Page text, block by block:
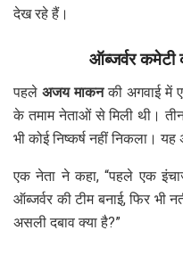
देख रहे हैं।
ऑब्जर्वर कमेटी
पहले अजय माकनकी अगवाई में
के तमाम नेताओं से मिली थी।
भी कोई निष्कर्ष नहीं निकला।
एक नेता ने कहा, “पहले एक
ऑब्जर्वर की टीम बनाई, फिर भी
असली दबाव क्या है?”